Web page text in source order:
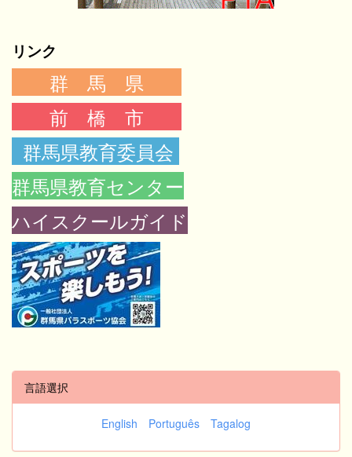
リンク
群 馬 県
前 橋 市
群馬県教育委員会
群馬県教育センター
ハイスクールガイド
言語選択
English Português Tagalog